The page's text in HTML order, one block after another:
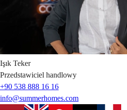
Işık Teker
Przedstawiciel handlowy
+90 538 888 16 16
info@summerhomes.com